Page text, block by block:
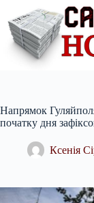
вмісту
Напрямок
початку дня
Ксенія